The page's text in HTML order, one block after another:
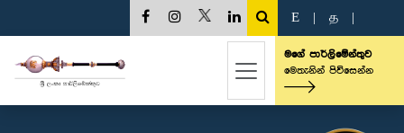
E த
මගේ පාර්ලිමේන්තුව
මෙතැනින් පිවිසෙන්න